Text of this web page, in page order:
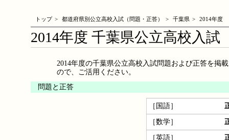
トップ > 都道府県別公立高校入試（問題・正答） > 千葉県 > 2014年度
2014年度 千葉県公立高校入試
2014年度の千葉県公立高校入試問題および正答を掲
ので、ご活用ください。
問題と正答
［国語］
［数学］
［英語］